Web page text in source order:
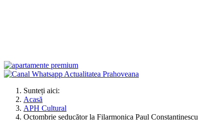
Sunteți aici:
Acasă
APH Cultural
Octombrie seducător la Filarmonica Paul Constantinescu